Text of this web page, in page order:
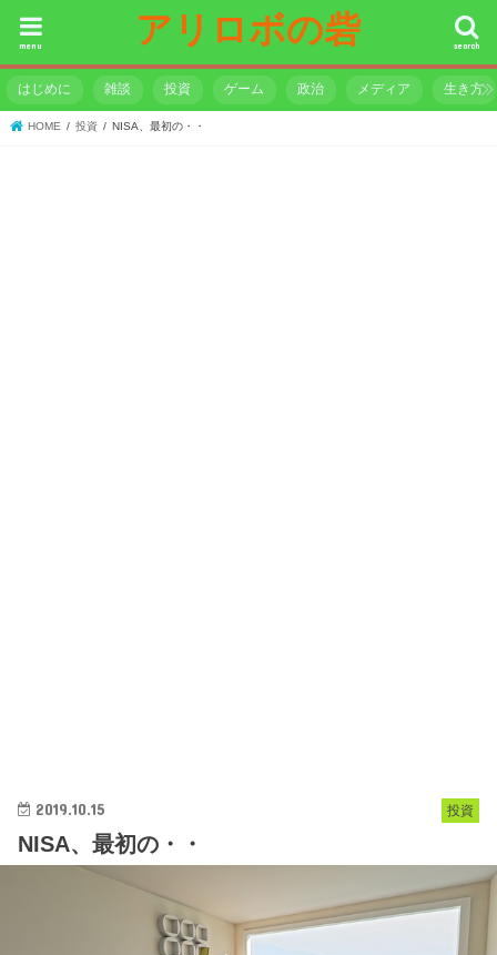
アリロボの砦 search
menu
はじめに 雑談 投資 ゲーム 政治 メディア 生き方
HOME 投資 NISA、最初の・・
投資
2019.10.15
NISA、最初の・・